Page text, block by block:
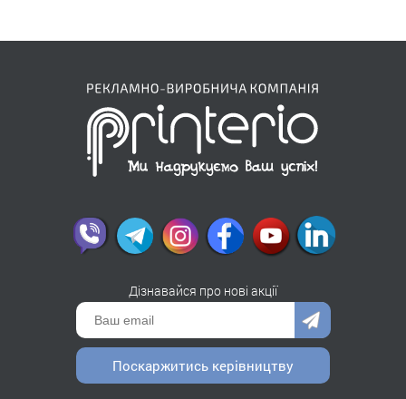
Дізнавайся про нові акції
Поскаржитись керівництву